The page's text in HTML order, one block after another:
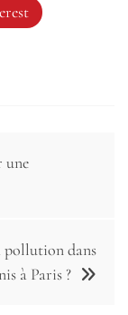
une
pollution dans
à Paris ?